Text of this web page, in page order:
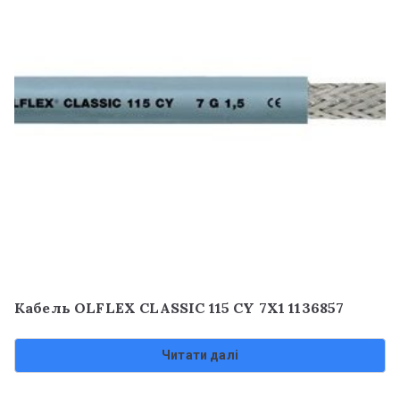
Кабель OLFLEX CLASSIC 115 CY 7X1 1136857
Читати далі